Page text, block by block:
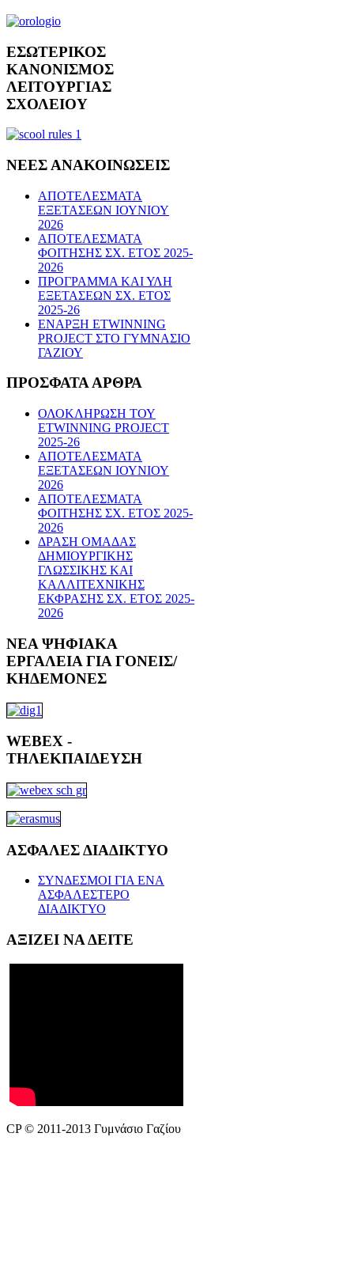
ΕΣΩΤΕΡΙΚΟΣ
ΚΑΝΟΝΙΣΜΟΣ
ΛΕΙΤΟΥΡΓΙΑΣ
ΣΧΟΛΕΙΟΥ
ΝΕΕΣ ΑΝΑΚΟΙΝΩΣΕΙΣ
ΑΠΟΤΕΛΕΣΜΑΤΑ
ΕΞΕΤΑΣΕΩΝ ΙΟΥΝΙΟΥ
2026
ΑΠΟΤΕΛΕΣΜΑΤΑ
ΦΟΙΤΗΣΗΣ ΣΧ. ΕΤΟΣ 2025-
2026
ΠΡΟΓΡΑΜΜΑ ΚΑΙ ΥΛΗ
ΕΞΕΤΑΣΕΩΝ ΣΧ. ΕΤΟΣ
2025-26
ΕΝΑΡΞΗ ETWINNING
PROJECT ΣΤΟ ΓΥΜΝΑΣΙΟ
ΓΑΖΙΟΥ
ΠΡΟΣΦΑΤΑΑΡΘΡΑ
ΟΛΟΚΛΗΡΩΣΗ ΤΟΥ
ETWINNING PROJECT
2025-26
ΑΠΟΤΕΛΕΣΜΑΤΑ
ΕΞΕΤΑΣΕΩΝ ΙΟΥΝΙΟΥ
2026
ΑΠΟΤΕΛΕΣΜΑΤΑ
ΦΟΙΤΗΣΗΣ ΣΧ. ΕΤΟΣ 2025-
2026
ΔΡΑΣΗ ΟΜΑΔΑΣ
ΔΗΜΙΟΥΡΓΙΚΗΣ
ΓΛΩΣΣΙΚΗΣ ΚΑΙ
ΚΑΛΛΙΤΕΧΝΙΚΗΣ
ΕΚΦΡΑΣΗΣ ΣΧ. ΕΤΟΣ 2025-
2026
ΝΕΑ ΨΗΦΙΑΚΑ
ΕΡΓΑΛΕΙΑ ΓΙΑ ΓΟΝΕΙΣ/
ΚΗΔΕΜΟΝΕΣ
WEBEX -
ΤΗΛΕΚΠΑΙΔΕΥΣΗ
ΑΣΦΑΛΕΣΔΙΑΔΙΚΤΥΟ
ΣΥΝΔΕΣΜΟΙ ΓΙΑ ΕΝΑ
ΑΣΦΑΛΕΣΤΕΡΟ
ΔΙΑΔΙΚΤΥΟ
ΑΞΙΖΕΙ ΝΑ ΔΕΙΤΕ
CP © 2011-2013 Γυμνάσιο Γαζίου